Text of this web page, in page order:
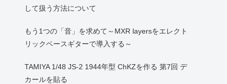
して扱う方法について
もう1つの「音」を求めて～MXR layersをエレクト
リックベースギターで導入する～
TAMIYA 1/48 JS-2 1944年型 ChKZを作る 第7回 デ
カールを貼る